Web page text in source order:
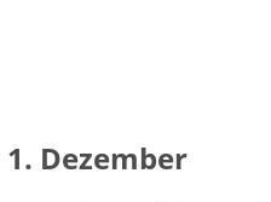
Dezember